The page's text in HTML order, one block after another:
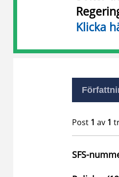
Klicka
Post 1 av 1
SFS-